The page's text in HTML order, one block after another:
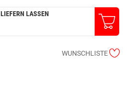
LASSEN
WUNSCHLISTE